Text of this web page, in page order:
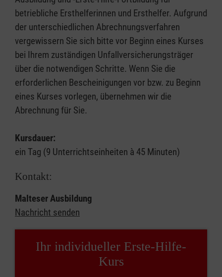
betriebliche Ersthelferinnen und Ersthelfer. Aufgrund
der unterschiedlichen Abrechnungsverfahren
vergewissern Sie sich bitte vor Beginn eines Kurses
bei Ihrem zuständigen Unfallversicherungsträger
über die notwendigen Schritte. Wenn Sie die
erforderlichen Bescheinigungen vor bzw. zu Beginn
eines Kurses vorlegen, übernehmen wir die
Abrechnung für Sie.
Kursdauer:
ein Tag (9 Unterrichtseinheiten à 45 Minuten)
Kontakt:
Malteser Ausbildung
Nachricht senden
Ihr individueller Erste-Hilfe-
Kurs